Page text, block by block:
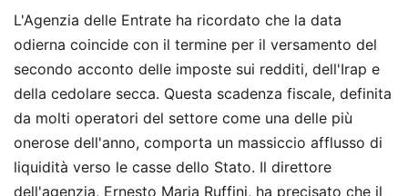
L'Agenzia delle Entrate ha ricordato che la data
odierna coincide con il termine per il versamento del
secondo acconto delle imposte sui redditi, dell'Irap e
della cedolare secca. Questa scadenza fiscale, definita
da molti operatori del settore come una delle più
onerose dell'anno, comporta un massiccio afflusso di
liquidità verso le casse dello Stato. Il direttore
dell'agenzia, Ernesto Maria Ruffini, ha precisato che il